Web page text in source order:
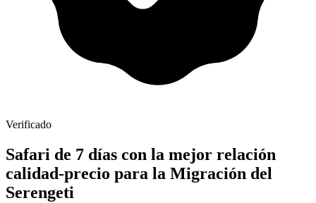
Verificado
Safari de 7 días con la mejor relación
calidad-precio para la Migración del
Serengeti